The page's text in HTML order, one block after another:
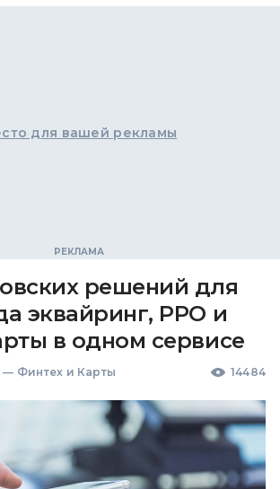
для вашей рекламы
решений для
эквайринг, РРО и
в одном сервисе
— Финтех и Карты 14484